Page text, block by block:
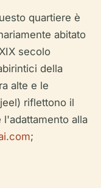
quartiere è
abitato
secolo
della
alte e le
riflettono il
l'adattamento alla
;